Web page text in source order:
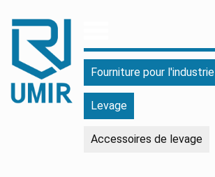
Fourniture
pour
l'industrie
chimiques
Fourniture pour l'industrie
Levage
Accessoires de levage